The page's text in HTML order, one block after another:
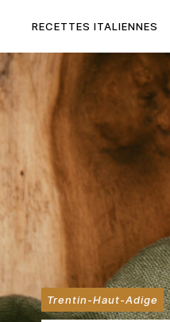
RECETTES ITALIENNES
Trentin-Haut-Adige